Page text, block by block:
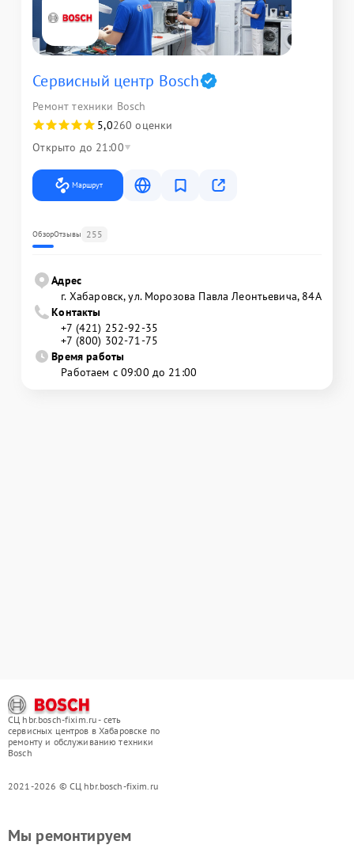
Сервисный центр Bosch
Ремонт техники Bosch
5,0260 оценки
Открыто до 21:00
Маршрут
ОбзорОтзывы 255
Адрес
г. Хабаровск, ул. Морозова Павла Леонтьевича, 84А
Контакты
+7 (421) 252-92-35
+7 (800) 302-71-75
Время работы
Работаем с 09:00 до 21:00
СЦ hbr.bosch-fixim.ru - сеть
сервисных центров в Хабаровске по
ремонту и обслуживанию техники
Bosch
2021-2026 © СЦ hbr.bosch-fixim.ru
Мы ремонтируем